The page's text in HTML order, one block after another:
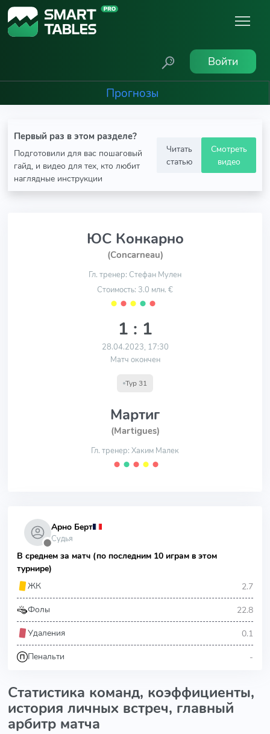
Войти
Прогнозы
Первый раз в этом разделе?
Подготовили для вас пошаговый
гайд, и видео для тех, кто любит
наглядные инструкции
Читать
статью
Смотреть
видео
ЮС Конкарно
(Concarneau)
Гл. тренер: Стефан Мулен
Стоимость: 3.0 млн. €
⬤ ⬤ ⬤ ⬤ ⬤
1 : 1
28.04.2023, 17:30
Матч окончен
Тур 31
Мартиг
(Martigues)
Гл. тренер: Хаким Малек
⬤ ⬤ ⬤ ⬤ ⬤
⬤
Арно Берт
Судья
В среднем за матч (по последним 10 играм в этом
турнире)
ЖК
2.7
Фолы 22.8
Удаления 0.1
Пенальти -
Статистика команд, коэффициенты,
история личных встреч, главный
арбитр матча